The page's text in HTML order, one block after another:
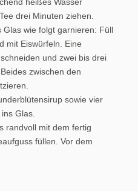
drei Minuten ziehen.
Glas wie folgt garnieren: Füll
mit Eiswürfeln. Eine
und zwei bis drei
zwischen den
sowie vier
Glas.
randvoll mit dem fertig
füllen. Vor dem